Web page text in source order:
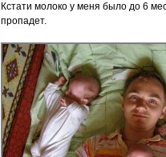
Кстати молоко у меня было до 6
пропадет.